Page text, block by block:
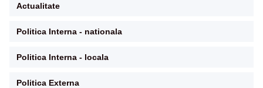
Actualitate
Politica Interna - nationala
Politica Interna - locala
Politica Externa